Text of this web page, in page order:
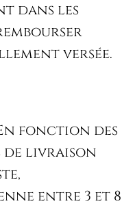
dans les
versée.
fonction des
de livraison
entre 3 et 8